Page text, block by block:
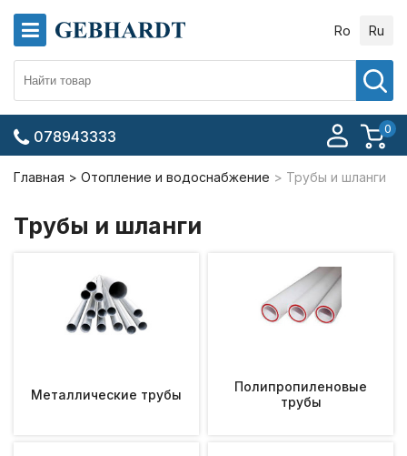
Ro Ru
0
078943333
Главная Отопление и водоснабжение Трубы и шланги
Трубы и шланги
Металлические трубы
Полипропиленовые
трубы